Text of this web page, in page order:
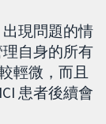
現問題的情
自身的所有
輕微，而且
患者後續會